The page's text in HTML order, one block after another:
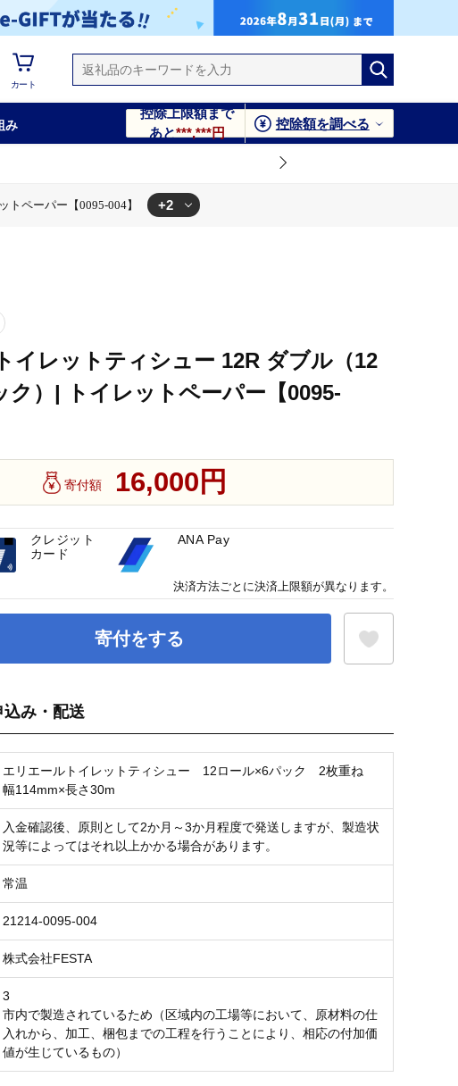
カート
み
控除上限額まで
あと***,***円
控除額を調べる
ペーパー【0095-004】 +2
イレットティシュー 12R ダブル（12
ク）| トイレットペーパー【0095-
寄付額 16,000円
寄付をする
み・配送
エリエールトイレットティシュー 12ロール×6パック 2枚重ね
幅114mm×長さ30m
入金確認後、原則として2か月～3か月程度で発送しますが、製造状
況等によってはそれ以上かかる場合があります。
常温
21214-0095-004
株式会社FESTA
3
市内で製造されているため（区域内の工場等において、原材料の仕
入れから、加工、梱包までの工程を行うことにより、相応の付加価
値が生じているもの）
クレジット
カード
ANA Pay
決済方法ごとに決済上限額が異なります。